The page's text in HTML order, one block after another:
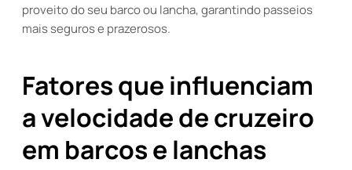
proveito do seu barco ou lancha, garantindo passeios
mais seguros e prazerosos.
Fatores que influenciam
a velocidade de cruzeiro
em barcos e lanchas